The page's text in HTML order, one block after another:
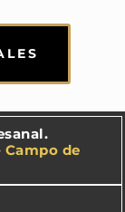
Campo de